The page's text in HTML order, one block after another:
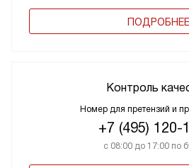
ПОДРОБНЕЕ
Контроль
Номер для претензий и
+7 (495) 120-
с 08:00 до 17:00 по